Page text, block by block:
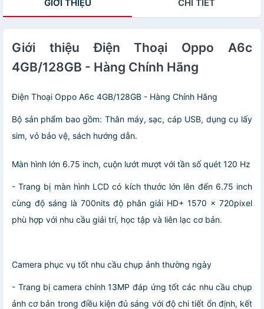
GIỚI THIỆU CHI TIẾT
Giới thiệu Điện Thoại Oppo A6c
4GB/128GB - Hàng Chính Hãng
Điện Thoại Oppo A6c 4GB/128GB - Hàng Chính Hãng
Bộ sản phẩm bao gồm: Thân máy, sạc, cáp USB, dụng cụ lấy
sim, vỏ bảo vệ, sách hướng dẫn.
Màn hình lớn 6.75 inch, cuộn lướt mượt với tần số quét 120 Hz
- Trang bị màn hình LCD có kích thước lớn lên đến 6.75 inch
cùng độ sáng là 700nits độ phân giải HD+ 1570 x 720pixel
phù hợp với nhu cầu giải trí, học tập và liên lạc cơ bản.
Camera phục vụ tốt nhu cầu chụp ảnh thường ngày
- Trang bị camera chính 13MP đáp ứng tốt các nhu cầu chụp
ảnh cơ bản trong điều kiện đủ sáng với độ chi tiết ổn định, kết